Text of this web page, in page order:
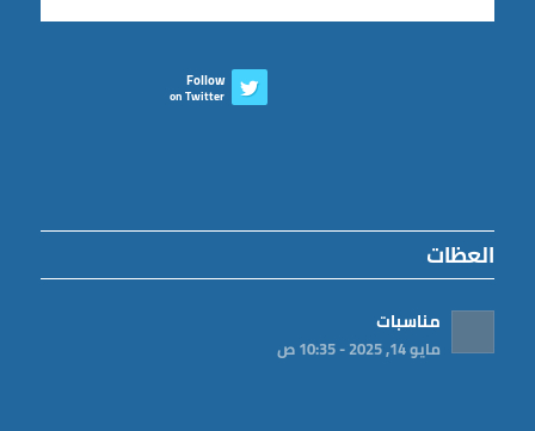
Follow
on Twitter
العظات
مناسبات
مايو 14, 2025 - 10:35 ص